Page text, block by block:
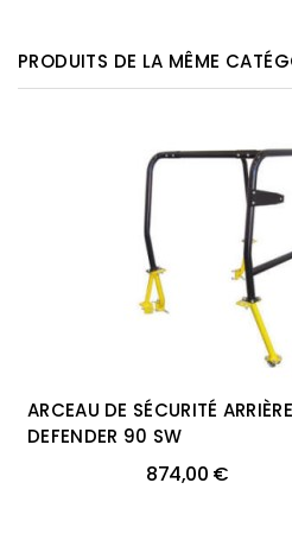
PRODUITS DE LA MÊME
ARCEAU DE SÉCURITÉ
DEFENDER 90 SW
874,00 €